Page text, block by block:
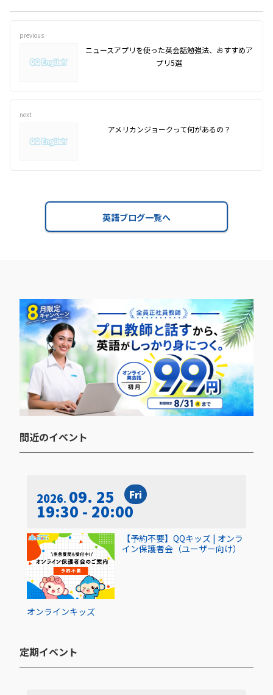
previous
ニュースアプリを使った英会話勉強法、おすすめア
プリ5選
next
アメリカンジョークって何があるの？
英語ブログ一覧へ
間近のイベント​
2026 09. 25 Fri
19:30 - 20:00
オンラインキッズ
【予約不要】QQキッズ | オンラ
イン保護者会（ユーザー向け）
定期イベント​